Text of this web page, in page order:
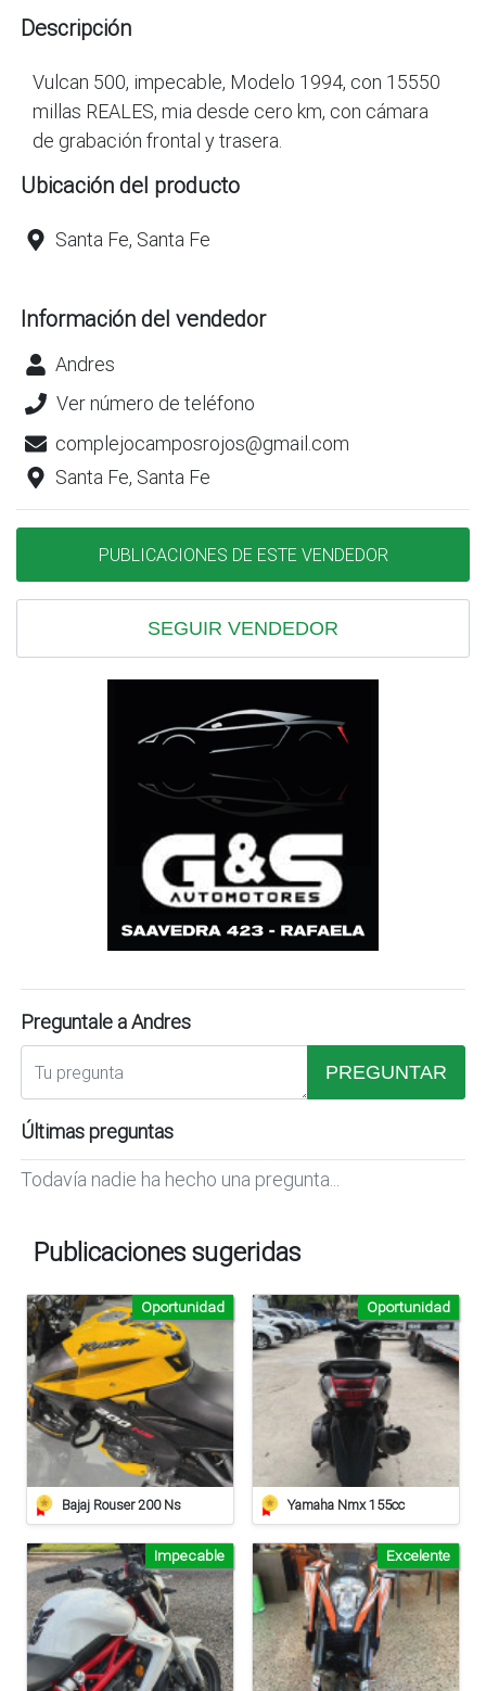
Descripción
Vulcan 500, impecable, Modelo 1994, con 15550
millas REALES, mia desde cero km, con cámara
de grabación frontal y trasera.
Ubicación del producto
Santa Fe, Santa Fe
Información del vendedor
Andres
Ver número de teléfono
complejocamposrojos@gmail.com
Santa Fe, Santa Fe
PUBLICACIONES DE ESTE VENDEDOR
SEGUIR VENDEDOR
Preguntale a Andres
PREGUNTAR
Últimas preguntas
Todavía nadie ha hecho una pregunta...
Publicaciones sugeridas
Bajaj Rouser 200 Ns
Oportunidad
Yamaha Nmx 155cc
Oportunidad
Impecable Excelente